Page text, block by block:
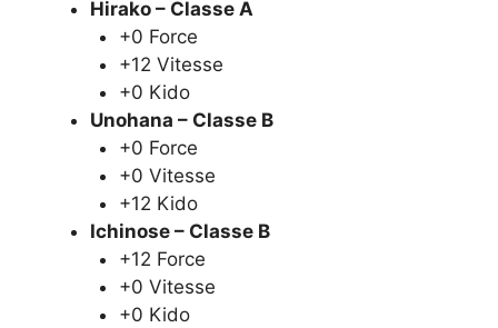
Hirako – Classe A
+0 Force
+12 Vitesse
+0 Kido
Unohana – Classe B
+0 Force
+0 Vitesse
+12 Kido
Ichinose – Classe B
+12 Force
+0 Vitesse
+0 Kido